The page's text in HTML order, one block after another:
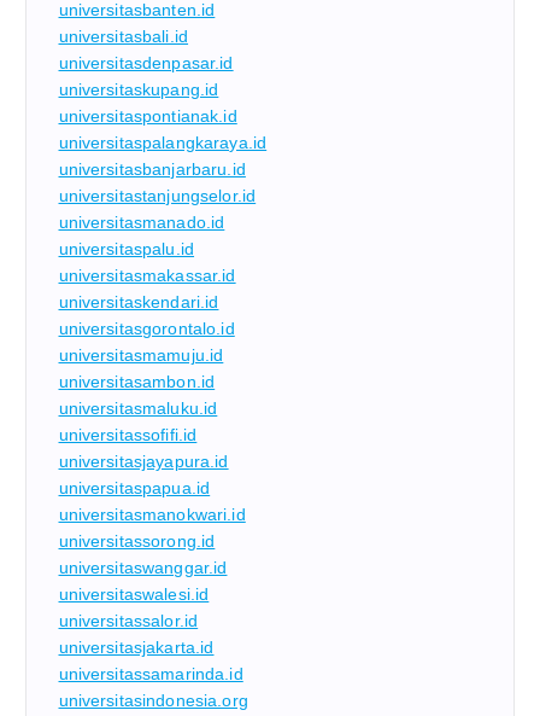
universitasbanten.id
universitasbali.id
universitasdenpasar.id
universitaskupang.id
universitaspontianak.id
universitaspalangkaraya.id
universitasbanjarbaru.id
universitastanjungselor.id
universitasmanado.id
universitaspalu.id
universitasmakassar.id
universitaskendari.id
universitasgorontalo.id
universitasmamuju.id
universitasambon.id
universitasmaluku.id
universitassofifi.id
universitasjayapura.id
universitaspapua.id
universitasmanokwari.id
universitassorong.id
universitaswanggar.id
universitaswalesi.id
universitassalor.id
universitasjakarta.id
universitassamarinda.id
universitasindonesia.org